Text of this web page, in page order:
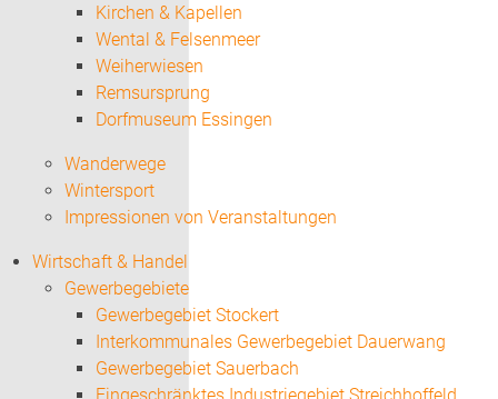
Kirchen & Kapellen
Wental & Felsenmeer
Weiherwiesen
Remsursprung
Dorfmuseum Essingen
Wanderwege
Wintersport
Impressionen von Veranstaltungen
Wirtschaft & Handel
Gewerbegebiete
Gewerbegebiet Stockert
Interkommunales Gewerbegebiet Dauerwang
Gewerbegebiet Sauerbach